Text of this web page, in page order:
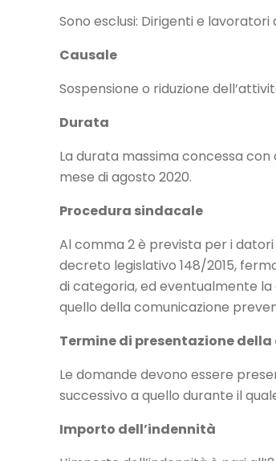
Sono esclusi: Dirigenti e lavoratori
Causale
Sospensione o riduzione
Durata
La durata massima concessa
mese di agosto 2020.
Procedura sindacale
Al comma 2 è prevista per i
decreto legislativo 148/2015,
di categoria, ed eventualmente
quello della comunicazione
Termine di presentazione
Le domande devono essere
successivo a quello durante il
Importo dell’indennità